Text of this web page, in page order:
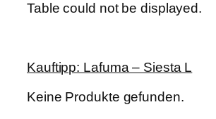
Table could not be displayed.
Kauftipp: Lafuma – Siesta L
Keine Produkte gefunden.